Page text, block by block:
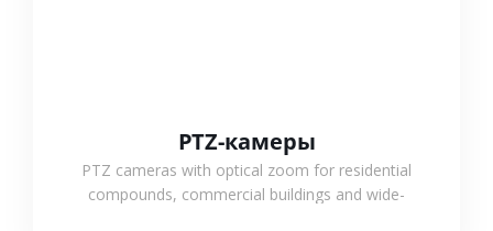
PTZ-камеры
PTZ cameras with optical zoom for residential
compounds, commercial buildings and wide-